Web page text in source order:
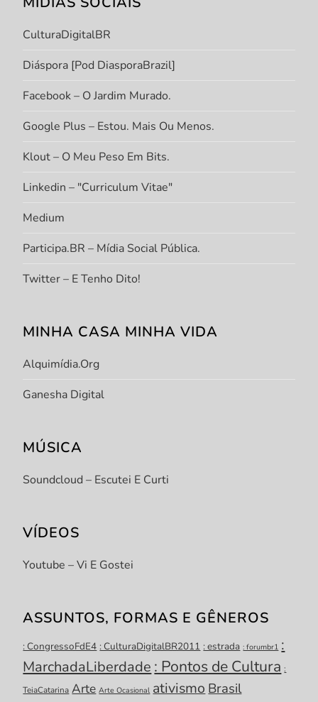
CulturaDigitalBR
Diáspora [Pod DiasporaBrazil]
Facebook – O Jardim Murado.
Google Plus – Estou. Mais Ou Menos.
Klout – O Meu Peso Em Bits.
Linkedin – "Curriculum Vitae"
Medium
Participa.BR – Mídia Social Pública.
Twitter – E Tenho Dito!
MINHA CASA MINHA VIDA
Alquimídia.org
Ganesha Digital
MÚSICA
Soundcloud – Escutei E Curti
VÍDEOS
Youtube – Vi E Gostei
ASSUNTOS, FORMAS E GÊNEROS
: CongressoFdE4 : CulturaDigitalBR2011 : estrada : forumbr1 :
MarchadaLiberdade : Pontos de Cultura :
TeiaCatarina Arte Arte Ocasional ativismo Brasil